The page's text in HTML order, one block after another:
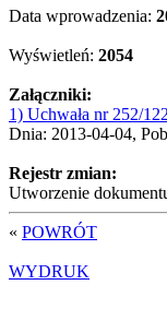
Data wprowadzenia:
Wyświetleń: 2054
Załączniki:
1) Uchwała nr 252/
Dnia: 2013-04-04,
Rejestr zmian:
Utworzenie
« POWRÓT
WYDRUK